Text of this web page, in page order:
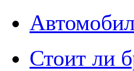
Стоит ли